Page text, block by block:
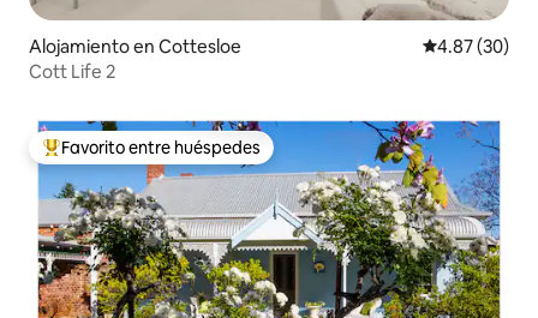
Alojamiento en Cottesloe Calificación
4.87 (30)
Cott Life 2
Favorito entre huéspedes preferido
Favorito entre huéspedes